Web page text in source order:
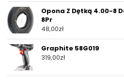
Opona Z Dętką 4.00-8
8Pr
48,00zł
Graphite 58G019
319,00zł